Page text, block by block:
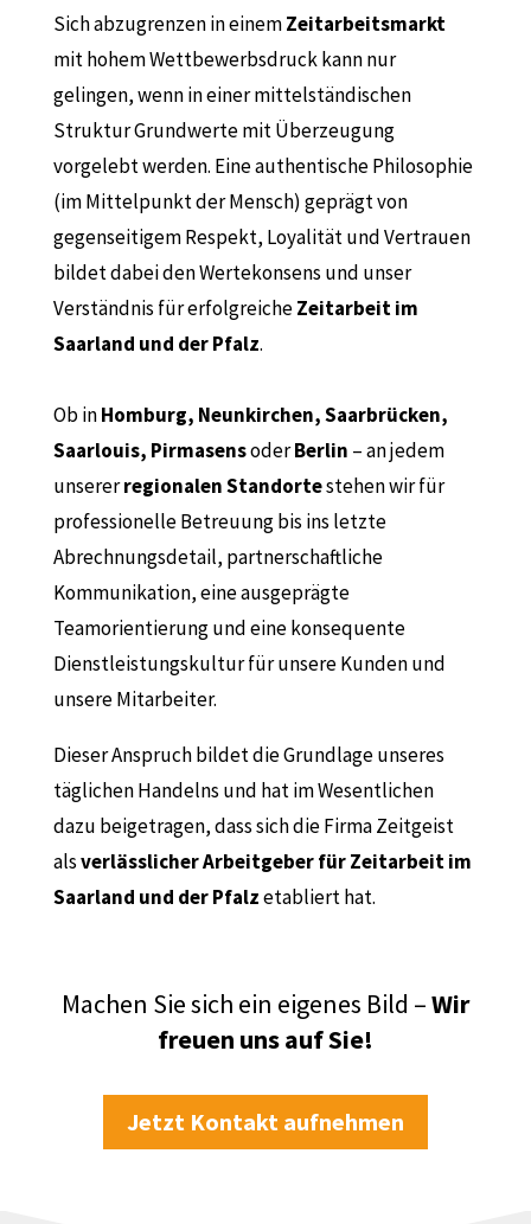
Sich abzugrenzen in einemZeitarbeitsmarkt
mit hohem Wettbewerbsdruck kann nur
gelingen, wenn in einer mittelständischen
Struktur Grundwerte mit Überzeugung
vorgelebt werden. Eine authentische Philosophie
(im Mittelpunkt der Mensch) geprägt von
gegenseitigem Respekt, Loyalität und Vertrauen
bildet dabei den Wertekonsens und unser
Verständnis für erfolgreicheZeitarbeit im
Saarland und der Pfalz.
Ob inHomburg, Neunkirchen, Saarbrücken,
Saarlouis, PirmasensoderBerlin – an jedem
unsererregionalenStandortestehen wir für
professionelle Betreuung bis ins letzte
Abrechnungsdetail, partnerschaftliche
Kommunikation, eine ausgeprägte
Teamorientierung und eine konsequente
Dienstleistungskultur für unsere Kunden und
unsere Mitarbeiter.
Dieser Anspruch bildet die Grundlage unseres
täglichen Handelns und hat im Wesentlichen
dazu beigetragen, dass sich die Firma Zeitgeist
alsverlässlicher Arbeitgeber fürZeitarbeit im
Saarland und der Pfalzetabliert hat.
Machen Sie sich ein eigenes Bild –Wir
freuen uns auf Sie!
Jetzt Kontakt aufnehmen